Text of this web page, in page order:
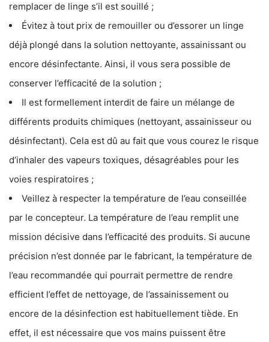
remplacer de linge s’il est souillé ;
Évitez à tout prix de remouiller ou d’essorer un linge
déjà plongé dans la solution nettoyante, assainissant ou
encore désinfectante. Ainsi, il vous sera possible de
conserver l’efficacité de la solution ;
Il est formellement interdit de faire un mélange de
différents produits chimiques (nettoyant, assainisseur ou
désinfectant). Cela est dû au fait que vous courez le risque
d’inhaler des vapeurs toxiques, désagréables pour les
voies respiratoires ;
Veillez à respecter la température de l’eau conseillée
par le concepteur. La température de l’eau remplit une
mission décisive dans l’efficacité des produits. Si aucune
précision n’est donnée par le fabricant, la température de
l’eau recommandée qui pourrait permettre de rendre
efficient l’effet de nettoyage, de l’assainissement ou
encore de la désinfection est habituellement tiède. En
effet, il est nécessaire que vos mains puissent être